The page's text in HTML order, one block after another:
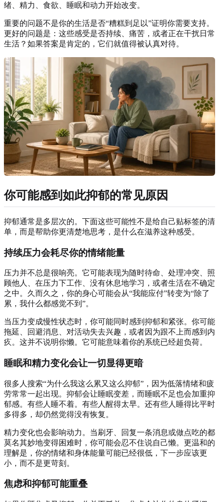
绪、精力、食欲、睡眠和动力开始改变。
重要的问题不是你的生活是否“糟糕到足以”证明你需要支持。
更好的问题是：这些感受是否持续、痛苦，或者正在干扰日常
生活？如果答案是肯定的，它们就值得被认真对待。
你可能感到如此抑郁的常见原因
抑郁通常是多层次的。下面这些可能性不是给自己贴标签的清
单，而是帮助你更清楚地思考，是什么在滋养这种感受。
持续压力会耗尽你的情绪能量
压力并不总是很响亮。它可能表现为随时待命、处理冲突、照
顾他人、在压力下工作、没有休息地学习，或者生活在不确定
之中。久而久之，你的身心可能会从“我能应付”转变为“除了
累，我什么都感觉不到”。
当压力变成慢性状态时，你可能同时感到抑郁和紧张。你可能
拖延、回避消息、对活动失去兴趣，或者因为跟不上而感到内
疚。这并不说明你懒。它可能意味着你的系统已经超负荷。
睡眠和精力变化会让一切显得更暗
很多人搜索“为什么我这么累又这么抑郁”，因为低落情绪和疲
劳常常一起出现。抑郁会让睡眠变差，而睡眠不足也会加重抑
郁感。有些人睡不着。有些人醒得太早。还有些人睡得比平时
多得多，却仍然觉得没有恢复。
精力变化也会影响动力。当刷牙、回复一条消息或做点吃的都
莫名其妙地变得困难时，你可能会忍不住说自己懒。更温和的
理解是，你的情绪和身体能量可能已经很低，下一步应该更
小，而不是更苛刻。
焦虑和抑郁可能重叠